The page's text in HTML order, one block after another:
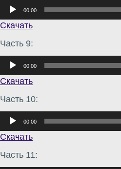
Аудиоплеер
00:00
Скачать
Часть 9:
Аудиоплеер
00:00
Скачать
Часть 10:
Аудиоплеер
00:00
Скачать
Часть 11: